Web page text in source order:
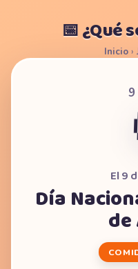
📅 ¿Qué
Inicio ›
El 9
Día
de